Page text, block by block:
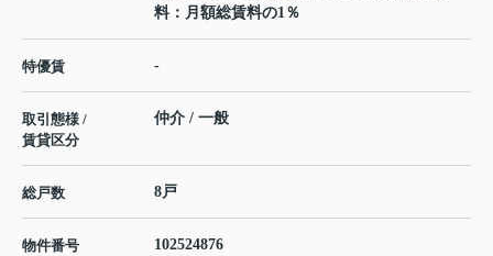
料：月額総賃料の1％
特優賃 -
取引態様 /
賃貸区分
仲介 / 一般
総戸数 8戸
物件番号 102524876